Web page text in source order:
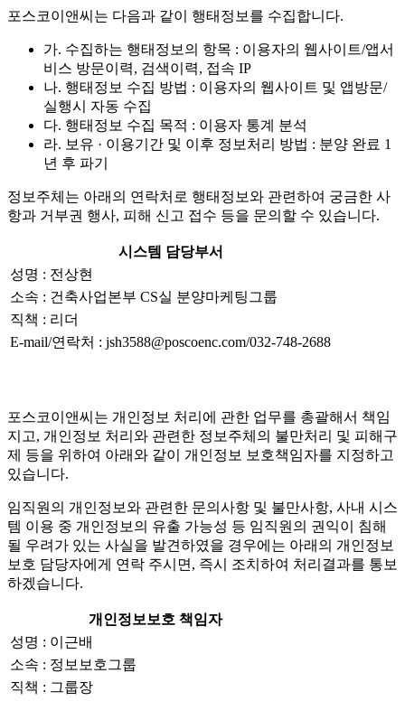
포스코이앤씨는 다음과 같이 행태정보를 수집합니다.
가. 수집하는 행태정보의 항목 : 이용자의 웹사이트/앱서
비스 방문이력, 검색이력, 접속 IP
나. 행태정보 수집 방법 : 이용자의 웹사이트 및 앱방문/
실행시 자동 수집
다. 행태정보 수집 목적 : 이용자 통계 분석
라. 보유 · 이용기간 및 이후 정보처리 방법 : 분양 완료 1
년 후 파기
정보주체는 아래의 연락처로 행태정보와 관련하여 궁금한 사
항과 거부권 행사, 피해 신고 접수 등을 문의할 수 있습니다.
시스템 담당부서
성명 : 전상현
소속 : 건축사업본부 CS실 분양마케팅그룹
직책 : 리더
E-mail/연락처 : jsh3588@poscoenc.com/032-748-2688
포스코이앤씨는 개인정보 처리에 관한 업무를 총괄해서 책임
지고, 개인정보 처리와 관련한 정보주체의 불만처리 및 피해구
제 등을 위하여 아래와 같이 개인정보 보호책임자를 지정하고
있습니다.
임직원의 개인정보와 관련한 문의사항 및 불만사항, 사내 시스
템 이용 중 개인정보의 유출 가능성 등 임직원의 권익이 침해
될 우려가 있는 사실을 발견하였을 경우에는 아래의 개인정보
보호 담당자에게 연락 주시면, 즉시 조치하여 처리결과를 통보
하겠습니다.
개인정보보호 책임자
성명 : 이근배
소속 : 정보보호그룹
직책 : 그룹장